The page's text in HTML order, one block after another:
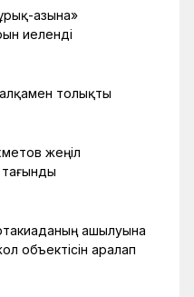
Қазына»
иеленді
толықты
жеңіл
ашылуына
объектісін аралап